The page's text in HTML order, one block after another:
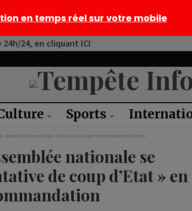
24h/24, en cliquant ICI
Sports
« tentative de coup d’Etat » en faisant une pertinente recommandation
nationale se
de coup d’Etat » en
en temps réel sur votre mobile